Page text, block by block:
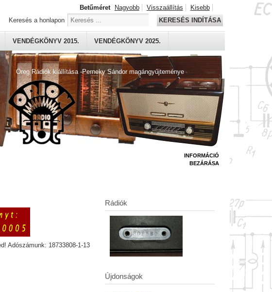
Öreg Rádiók kiállítása -Perneky Sándor magángyűjteménye
VENDÉGKÖNYV 2015. VENDÉGKÖNYV 2025.
Betűméret Nagyobb Visszaállítás
Kisebb
Keresés a honlapon
KERESÉS INDÍTÁSA
Adószámunk: 18733808-1-13
INFORMÁCIÓ
BEZÁRÁSA
Rádiók
Újdonságok